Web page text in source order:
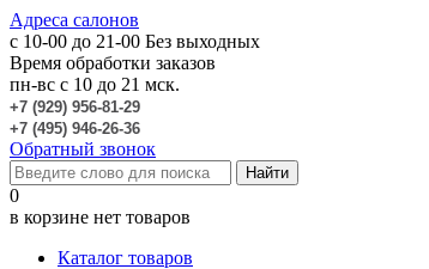
Адреса салонов
c 10-00 до 21-00 Без выходных
Время обработки заказов
пн-вс с 10 до 21 мск.
+7 (929) 956-81-29
+7 (495) 946-26-36
Обратный звонок
0
в корзине нет товаров
Каталог товаров